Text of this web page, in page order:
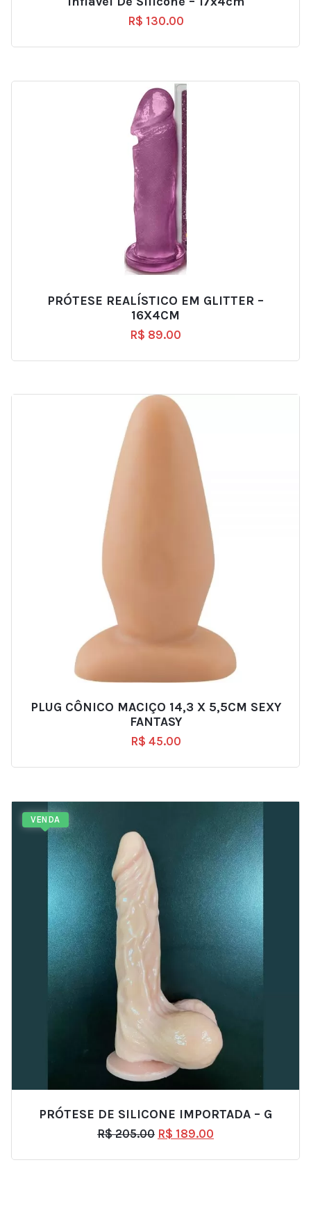
R$ 130.00
PRÓTESE REALÍSTICO EM GLITTER –
16X4CM
R$ 89.00
PLUG CÔNICO MACIÇO 14,3 X 5,5CM SEXY
FANTASY
R$ 45.00
VENDA
PRÓTESE DE SILICONE IMPORTADA – G
R$205.00 R$ 189.00